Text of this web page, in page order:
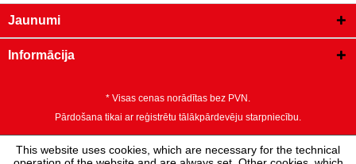
Jaunumi
Informācija
* Visas cenas norādītas bez PVN.
Pārdošana tikai ar reģistrētu tālākpārdevēju starpniecību.
This website uses cookies, which are necessary for the technical